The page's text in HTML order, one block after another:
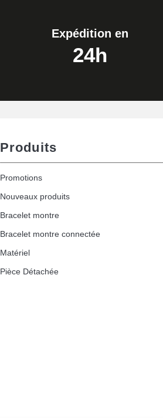
Expédition en
24h
Produits
Promotions
Nouveaux produits
Bracelet montre
Bracelet montre connectée
Matériel
Pièce Détachée